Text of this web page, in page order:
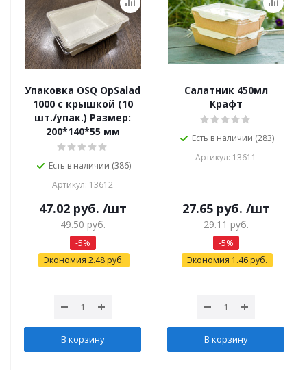
Упаковка OSQ OpSalad
1000 с крышкой (10
шт./упак.) Размер:
200*140*55 мм
Есть в наличии (386)
Артикул: 13612
47.02руб. /шт
49.50руб.
-5%
Экономия 2.48руб.
В корзину
Салатник 450мл
Крафт
Есть в наличии (283)
Артикул: 13611
27.65руб. /шт
29.11руб.
-5%
Экономия 1.46руб.
В корзину